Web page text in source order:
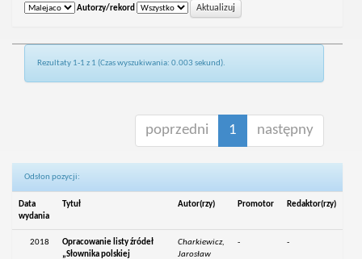
Autorzy/rekord
Rezultaty 1-1 z 1 (Czas wyszukiwania: 0.003 sekund).
poprzedni 1 następny
Odsłon pozycji:
Data
wydania
Tytuł Autor(rzy) Promotor Redaktor(rzy)
2018
Opracowanie listy źródeł
„Słownika polskiej
Charkiewicz,
Jarosław
- -